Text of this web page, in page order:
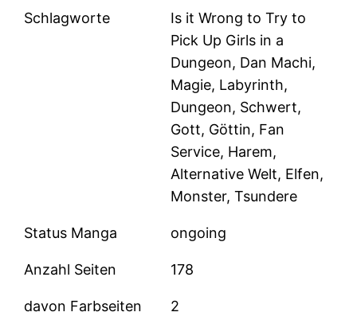
Schlagworte
Is it Wrong to Try to
Pick Up Girls in a
Dungeon, Dan Machi,
Magie, Labyrinth,
Dungeon, Schwert,
Gott, Göttin, Fan
Service, Harem,
Alternative Welt, Elfen,
Monster, Tsundere
Status Manga ongoing
Anzahl Seiten 178
davon Farbseiten 2